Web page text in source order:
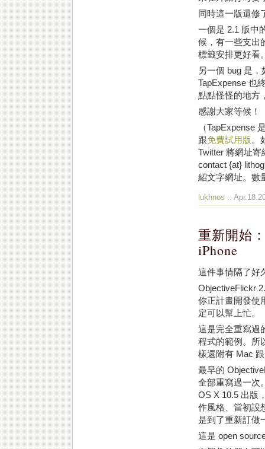
同時這一版還修
一個是 2.1 版中
候，有一些支出
標籤安排更好看
另一個 bug 是
TapExpense 也
點點怪怪的地方
感謝大家等候！
（TapExpense
跟免費試用版。
Twitter 將網址
contact {at}
紹文字網址。數
lukhnos ::
重新開始
iPhone
這件事情隔了好
ObjectiveFlickr
你正計畫開發使
定可以幫上忙。
這是完全重寫過
程式的範例。所
樣還附有 Mac
最早的
全部重寫過一次
OS X 10.5 出版
作風格、當初設
是到了重新訂做
這是 open